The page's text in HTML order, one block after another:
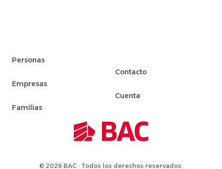
Personas
Empresas
Familias
Contacto
Cuenta
© 2026 BAC · Todos los derechos reservados.